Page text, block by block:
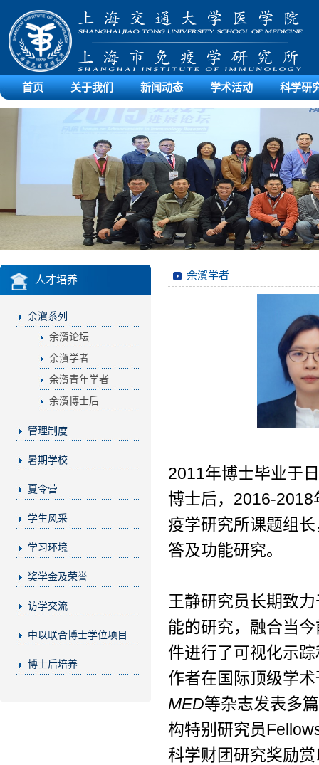
首页 关于我们 新闻动态 学术活动 科学研
人才培养
余㵑系列
余㵑论坛
余㵑学者
余㵑青年学者
余㵑博士后
管理制度
暑期学校
夏令营
学生风采
学习环境
奖学金及荣誉
访学交流
中以联合博士学位项目
博士后培养
余㵑学者
2011年博士毕业于
博士后，2016-
疫学研究所课题组
答及功能研究。
王静研究员长期致
能的研究，融合当
件进行了可视化示
作者在国际顶级学
MED等杂志发表多
构特别研究员
科学财团研究奖励